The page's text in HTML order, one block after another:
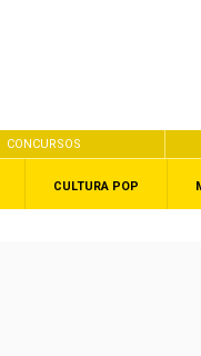
CONCURSOS
CULTURA POP